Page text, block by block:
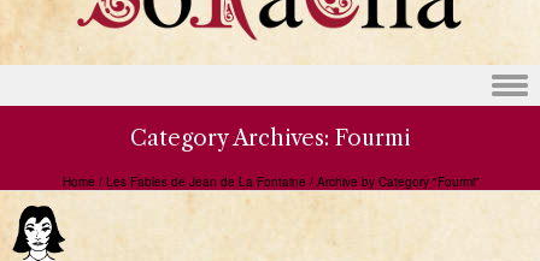
Category Archives: Fourmi
Home / Les Fables de Jean de La Fontaine / Archive by Category "Fourmi"